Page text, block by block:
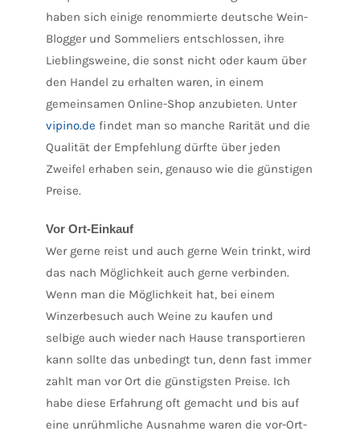
haben sich einige renommierte deutsche Wein-
Blogger und Sommeliers entschlossen, ihre
Lieblingsweine, die sonst nicht oder kaum über
den Handel zu erhalten waren, in einem
gemeinsamen Online-Shop anzubieten. Unter
vipino.de findet man so manche Rarität und die
Qualität der Empfehlung dürfte über jeden
Zweifel erhaben sein, genauso wie die günstigen
Preise.
Vor Ort-Einkauf
Wer gerne reist und auch gerne Wein trinkt, wird
das nach Möglichkeit auch gerne verbinden.
Wenn man die Möglichkeit hat, bei einem
Winzerbesuch auch Weine zu kaufen und
selbige auch wieder nach Hause transportieren
kann sollte das unbedingt tun, denn fast immer
zahlt man vor Ort die günstigsten Preise. Ich
habe diese Erfahrung oft gemacht und bis auf
eine unrühmliche Ausnahme waren die vor-Ort-